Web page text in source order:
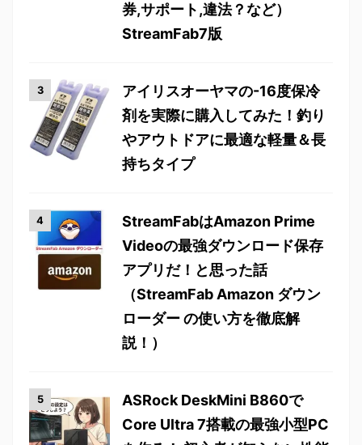
券,サポート,違法？など）
StreamFab7版
アイリスオーヤマの-16度保冷
剤を実際に購入してみた！釣り
やアウトドアに最適な軽量＆長
持ちタイプ
StreamFabはAmazon Prime
Videoの最強ダウンロード保存
アプリだ！と思った話
（StreamFab Amazon ダウン
ローダー の使い方を徹底解
説！）
ASRock DeskMini B860で
Core Ultra 7搭載の最強小型PC